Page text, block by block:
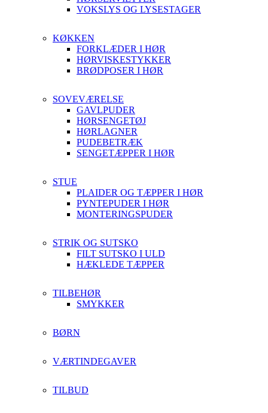
VOKSLYS OG LYSESTAGER
KØKKEN
FORKLÆDER I HØR
HØRVISKESTYKKER
BRØDPOSER I HØR
SOVEVÆRELSE
GAVLPUDER
HØRSENGETØJ
HØRLAGNER
PUDEBETRÆK
SENGETÆPPER I HØR
STUE
PLAIDER OG TÆPPER I HØR
PYNTEPUDER I HØR
MONTERINGSPUDER
STRIK OG SUTSKO
FILT SUTSKO I ULD
HÆKLEDE TÆPPER
TILBEHØR
SMYKKER
BØRN
VÆRTINDEGAVER
TILBUD